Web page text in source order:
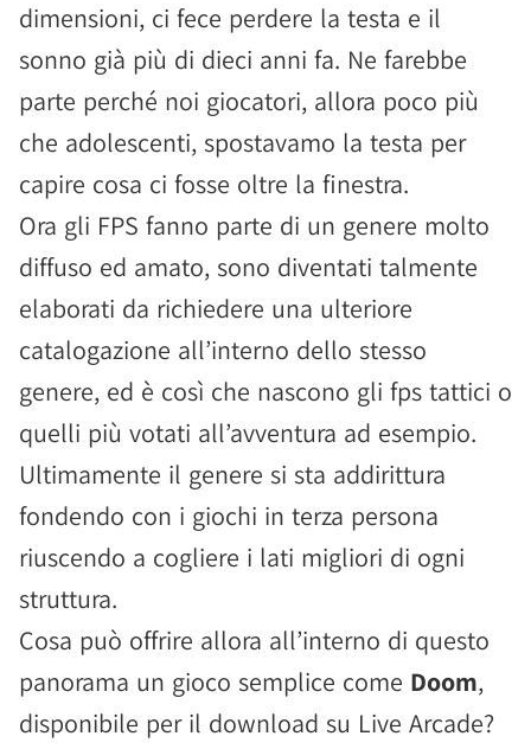
dimensioni, ci fece perdere la testa e il
sonno già più di dieci anni fa. Ne farebbe
parte perché noi giocatori, allora poco più
che adolescenti, spostavamo la testa per
capire cosa ci fosse oltre la finestra.
Ora gli FPS fanno parte di un genere molto
diffuso ed amato, sono diventati talmente
elaborati da richiedere una ulteriore
catalogazione all’interno dello stesso
genere, ed è così che nascono gli fps tattici o
quelli più votati all’avventura ad esempio.
Ultimamente il genere si sta addirittura
fondendo con i giochi in terza persona
riuscendo a cogliere i lati migliori di ogni
struttura.
Cosa può offrire allora all’interno di questo
panorama un gioco semplice come Doom,
disponibile per il download su Live Arcade?